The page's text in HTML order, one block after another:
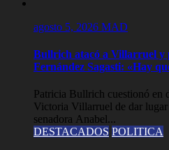
agosto 5, 2026 MAD
Bullrich atacó a Villarruel y
Fernández Sagasti: «Hay
Patricia Bullrich cuestionó en
Victoria Villarruel de dar
senadora Anabel...
DESTACADOS POLITICA